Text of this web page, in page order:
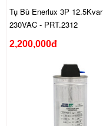
Tụ Bù Enerlux 3P 12.5Kvar
230VAC - PRT.2312
2,200,000đ